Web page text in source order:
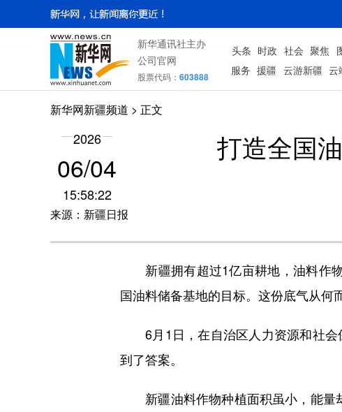
新华通讯社主办
公司官网
股票代码： 603888
头条 时政 社会 聚焦
服务 援疆 云游新疆 云
新华网新疆频道 > 正文
2026
06/04
15:58:22
来源：新疆日报
打造全国
新疆拥有超过1亿亩耕地，油料作物
国油料储备基地的目标。这份底气从何
6月1日，在自治区人力资源和社会
到了答案。
新疆油料作物种植面积虽小，能量